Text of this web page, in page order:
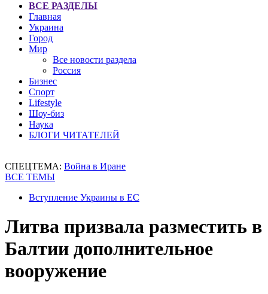
ВСЕ РАЗДЕЛЫ
Главная
Украина
Город
Мир
Все новости раздела
Россия
Бизнес
Спорт
Lifestyle
Шоу-биз
Наука
БЛОГИ ЧИТАТЕЛЕЙ
СПЕЦТЕМА: Война в Иране
ВСЕ ТЕМЫ
Вступление Украины в ЕС
Литва призвала разместить в
Балтии дополнительное
вооружение